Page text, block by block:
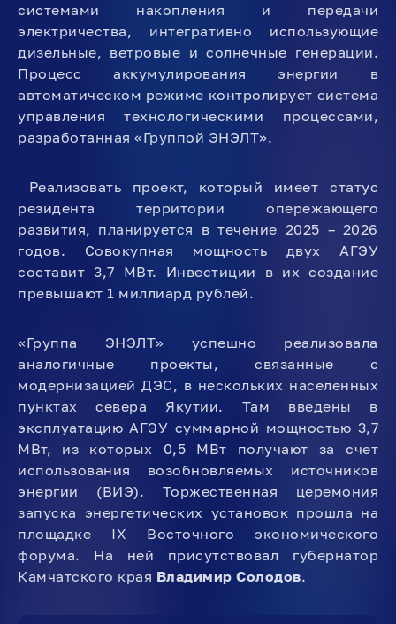
системами накопления и передачи
электричества, интегративно использующие
дизельные, ветровые и солнечные генерации.
Процесс аккумулирования энергии в
автоматическом режиме контролирует система
управления технологическими процессами,
разработанная «Группой ЭНЭЛТ».
Реализовать проект, который имеет статус
резидента территории опережающего
развития, планируется в течение 2025 – 2026
годов. Совокупная мощность двух АГЭУ
составит 3,7 МВт. Инвестиции в их создание
превышают 1 миллиард рублей.
«Группа ЭНЭЛТ» успешно реализовала
аналогичные проекты, связанные с
модернизацией ДЭС, в нескольких населенных
пунктах севера Якутии. Там введены в
эксплуатацию АГЭУ суммарной мощностью 3,7
МВт, из которых 0,5 МВт получают за счет
использования возобновляемых источников
энергии (ВИЭ). Торжественная церемония
запуска энергетических установок прошла на
площадке IX Восточного экономического
форума. На ней присутствовал губернатор
Камчатского края Владимир Солодов.